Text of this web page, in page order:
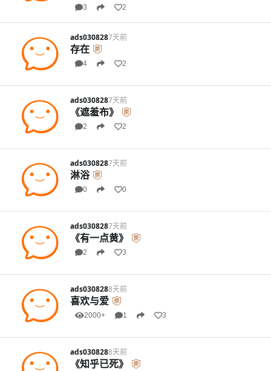
3 2
ads0308287天前
存在
4 2
ads0308287天前
《遮羞布》
2 2
ads0308287天前
淋浴
0 0
ads0308287天前
《有一点黄》
2 3
ads0308288天前
喜欢与爱
2000+ 1 3
ads0308288天前
《知乎已死》